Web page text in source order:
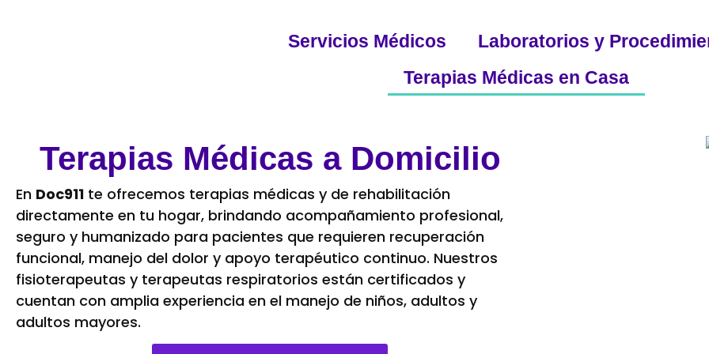
Servicios Médicos
Laboratorios y
Terapias Médicas en Casa
Terapias Médicas a Domicilio
En Doc911 te ofrecemos terapias médicas y de rehabilitación
directamente en tu hogar, brindando acompañamiento profesional,
seguro y humanizado para pacientes que requieren recuperación
funcional, manejo del dolor y apoyo terapéutico continuo. Nuestros
fisioterapeutas y terapeutas respiratorios están certificados y
cuentan con amplia experiencia en el manejo de niños, adultos y
adultos mayores.